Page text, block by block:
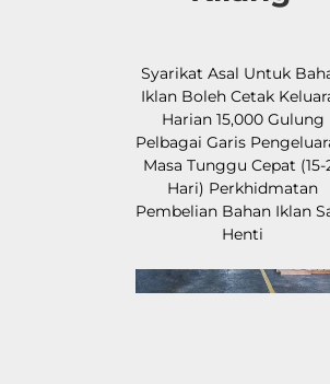
Syarikat Asal Untuk
Iklan Boleh Cetak
Harian 15,000 Gulung
Pelbagai Garis
Masa Tunggu Cepat (15-
Hari) Perkhidmatan
Pembelian Bahan Iklan
Henti